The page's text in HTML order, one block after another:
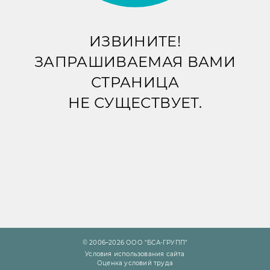
ИЗВИНИТЕ!
ЗАПРАШИВАЕМАЯ ВАМИ
СТРАНИЦА
НЕ СУЩЕСТВУЕТ.
© 2006–2026 ООО "БСА-ГРУПП"
Условия использования сайта
Оценка условий труда